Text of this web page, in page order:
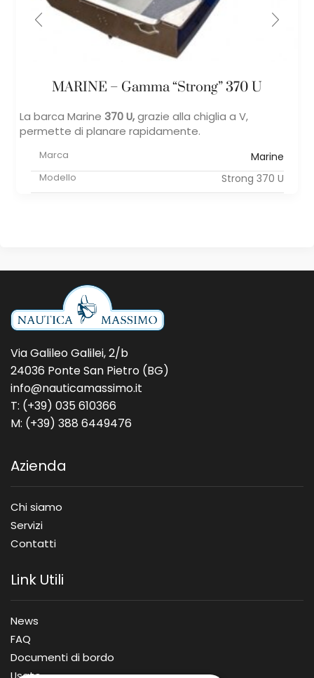
MARINE – Gamma “Strong” 370 U
La barca Marine 370 U,​grazie alla chiglia a V,
permette di planare rapidamente.
Marca Marine
Modello Strong 370 U
Via Galileo Galilei, 2/b
24036 Ponte San Pietro (BG)
info@nauticamassimo.it
T: (+39) 035 610366
M: (+39) 388 6449476
Azienda
Chi siamo
Servizi
Contatti
Link Utili
News
FAQ
Documenti di bordo